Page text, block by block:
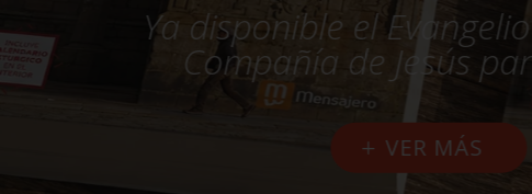
Ya disponible el Evangelio Diario
Compañía de Jesús para el 2027